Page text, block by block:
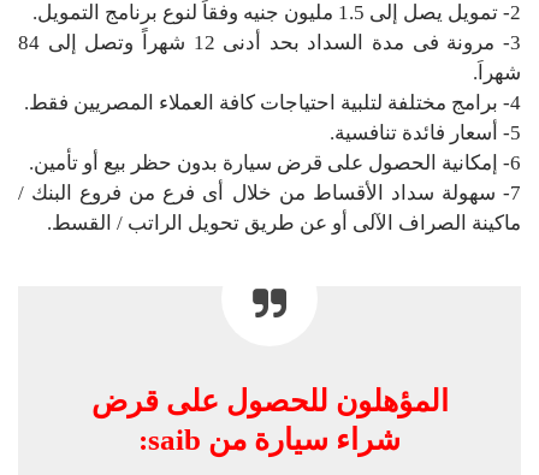
2- تمويل يصل إلى 1.5 مليون جنيه وفقاً لنوع برنامج التمويل.
3- مرونة فى مدة السداد بحد أدنى 12 شهراً وتصل إلى 84
شهراَ.
4- برامج مختلفة لتلبية احتياجات كافة العملاء المصريين فقط.
5- أسعار فائدة تنافسية.
6- إمكانية الحصول على قرض سيارة بدون حظر بيع أو تأمين.
7- سهولة سداد الأقساط من خلال أى فرع من فروع البنك /
ماكينة الصراف الآلى أو عن طريق تحويل الراتب / القسط.
المؤهلون للحصول على قرض
شراء سيارة من saib: